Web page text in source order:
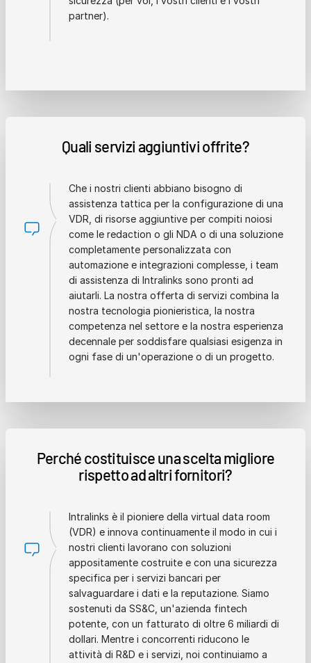
partner).
Quali servizi aggiuntivi offrite?
Che i nostri clienti abbiano bisogno di
assistenza tattica per la configurazione di una
VDR, di risorse aggiuntive per compiti noiosi
come le redaction o gli NDA o di una soluzione
completamente personalizzata con
automazione e integrazioni complesse, i team
di assistenza di Intralinks sono pronti ad
aiutarli. La nostra offerta di servizi combina la
nostra tecnologia pionieristica, la nostra
competenza nel settore e la nostra esperienza
decennale per soddisfare qualsiasi esigenza in
ogni fase di un'operazione o di un progetto.
Perché costituisce una scelta migliore
rispetto ad altri fornitori?
Intralinks è il pioniere della virtual data room
(VDR) e innova continuamente il modo in cui i
nostri clienti lavorano con soluzioni
appositamente costruite e con una sicurezza
specifica per i servizi bancari per
salvaguardare i dati e la reputazione. Siamo
sostenuti da SS&C, un'azienda fintech
potente, con un fatturato di oltre 6 miliardi di
dollari. Mentre i concorrenti riducono le
attività di R&D e i servizi, noi continuiamo a